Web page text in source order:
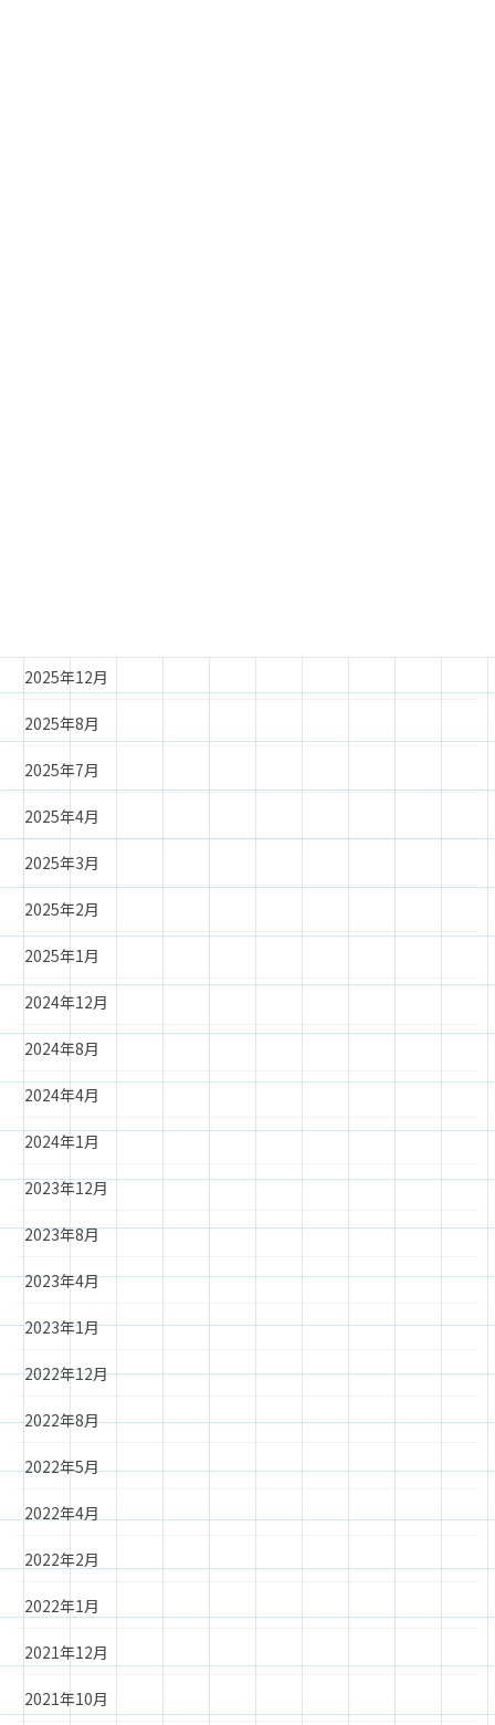
2025年12月
2025年8月
2025年7月
2025年4月
2025年3月
2025年2月
2025年1月
2024年12月
2024年8月
2024年4月
2024年1月
2023年12月
2023年8月
2023年4月
2023年1月
2022年12月
2022年8月
2022年5月
2022年4月
2022年2月
2022年1月
2021年12月
2021年10月